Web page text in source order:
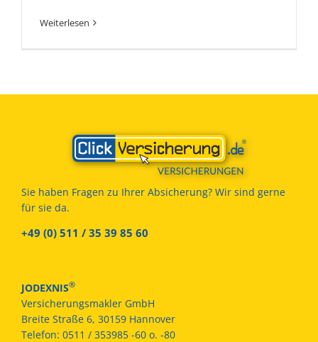
Weiterlesen
Sie haben Fragen zu Ihrer Absicherung? Wir sind gerne
für sie da.
+49 (0) 511 / 35 39 85 60
JODEXNIS®
Versicherungsmakler GmbH
Breite Straße 6, 30159 Hannover
Telefon: 0511 / 353985 -60 o. -80